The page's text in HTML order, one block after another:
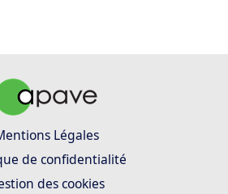
Légales
de confidentialité
des cookies